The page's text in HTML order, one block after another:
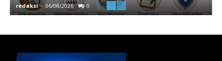
redaksi - 06/08/2026 0